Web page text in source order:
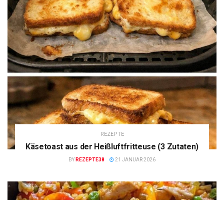
REZEPTE
Käsetoast aus der Heißluftfritteuse (3 Zutaten)
BY REZEPTE38 21 JANUAR 2026